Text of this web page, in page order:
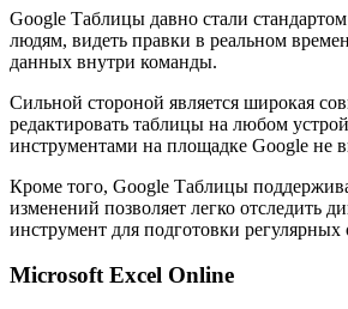
Google Таблицы давно стали
людям, видеть правки в реальном
данных внутри команды.
Сильной стороной является широкая
редактировать таблицы на любом
инструментами на площадке Google не
Кроме того, Google Таблицы
изменений позволяет легко отследить
инструмент для подготовки
Microsoft Excel Online